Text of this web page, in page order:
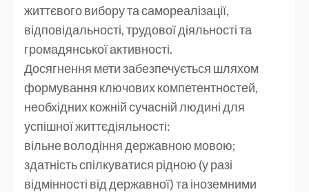
життєвого вибору та самореалізації,
відповідальності, трудової діяльності та
громадянської активності.
Досягнення мети забезпечується шляхом
формування ключових компетентностей,
необхідних кожній сучасній людині для
успішної життєдіяльності:
вільне володіння державною мовою;
здатність спілкуватися рідною (у разі
відмінності від державної) та іноземними